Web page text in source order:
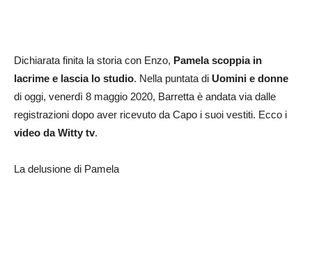
Dichiarata finita la storia con Enzo, Pamela scoppia in
lacrime e lascia lo studio. Nella puntata di Uomini e donne
di oggi, venerdì 8 maggio 2020, Barretta è andata via dalle
registrazioni dopo aver ricevuto da Capo i suoi vestiti. Ecco i
video da Witty tv.
La delusione di Pamela